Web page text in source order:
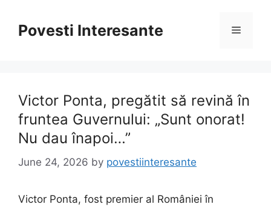
contentPovesti Interesante Menu
Victor Ponta, pregătit să revină în
fruntea Guvernului: „Sunt onorat!
Nu dau înapoi…”
June 24, 2026 by povestiinteresante
Victor Ponta, fost premier al României în